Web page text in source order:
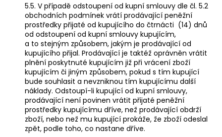
5.5. V případě odstoupení od kupní smlouvy dle čl. 5.2
obchodních podmínek vrátí prodávající peněžní
prostředky přijaté od kupujícího do čtrnácti (14) dnů
od odstoupení od kupní smlouvy kupujícím,
a to stejným způsobem, jakým je prodávající od
kupujícího přijal. Prodávající je taktéž oprávněn vrátit
plnění poskytnuté kupujícím již při vrácení zboží
kupujícím či jiným způsobem, pokud s tím kupující
bude souhlasit a nevzniknou tím kupujícímu další
náklady. Odstoupí-li kupující od kupní smlouvy,
prodávající není povinen vrátit přijaté peněžní
prostředky kupujícímu dříve, než prodávající obdrží
zboží, nebo než mu kupující prokáže, že zboží odeslal
zpět, podle toho, co nastane dříve.